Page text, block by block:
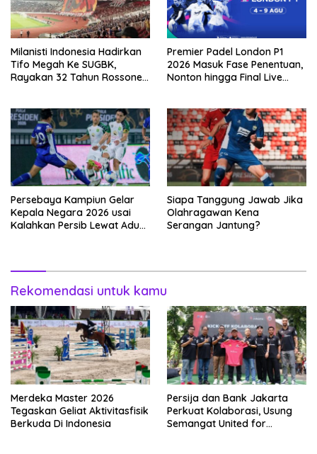
Milanisti Indonesia Hadirkan
Tifo Megah Ke SUGBK,
Rayakan 32 Tahun Rossoneri
Premier Padel London P1
2026 Masuk Fase Penentuan,
Nonton hingga Final Live
Persebaya Kampiun Gelar
Kepala Negara 2026 usai
Kalahkan Persib Lewat Adu
Siapa Tanggung Jawab Jika
Olahragawan Kena
Serangan Jantung?
Rekomendasi untuk kamu
Merdeka Master 2026
Tegaskan Geliat Aktivitasfisik
Berkuda Di Indonesia
Persija dan Bank Jakarta
Perkuat Kolaborasi, Usung
Semangat United for